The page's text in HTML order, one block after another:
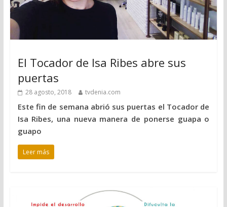
El Tocador de Isa Ribes abre sus
puertas
28 agosto, 2018 tvdenia.com
Este fin de semana abrió sus puertas el Tocador de
Isa Ribes, una nueva manera de ponerse guapa o
guapo
Leer más